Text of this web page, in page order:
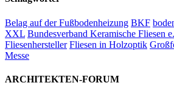
Belag auf der Fußbodenheizung BKF
XXL Bundesverband Keramische Fliesen
Fliesenhersteller Fliesen in Holzoptik
Messe
ARCHITEKTEN-FORUM